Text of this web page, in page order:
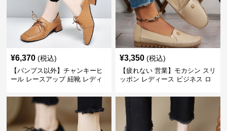
¥6,370 (税込)
【パンプス以外】チャンキーヒ
ール レースアップ 紐靴 レディ
ーツ スクエアトゥ 歩きやすい
¥3,350 (税込)
【疲れない 営業】モカシン スリ
ッポン レディース ビジネス ロ
ジュアル パンプス以外